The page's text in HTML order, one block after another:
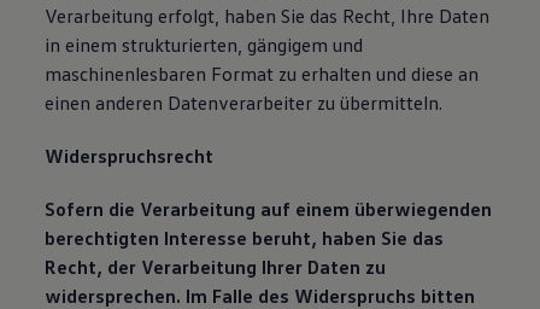
Verarbeitung erfolgt, haben Sie das Recht, Ihre Daten
in einem strukturierten, gängigem und
maschinenlesbaren Format zu erhalten und diese an
einen anderen Datenverarbeiter zu übermitteln.
Widerspruchsrecht
Sofern die Verarbeitung auf einem überwiegenden
berechtigten Interesse beruht, haben Sie das
Recht, der Verarbeitung Ihrer Daten zu
widersprechen. Im Falle des Widerspruchs bitten